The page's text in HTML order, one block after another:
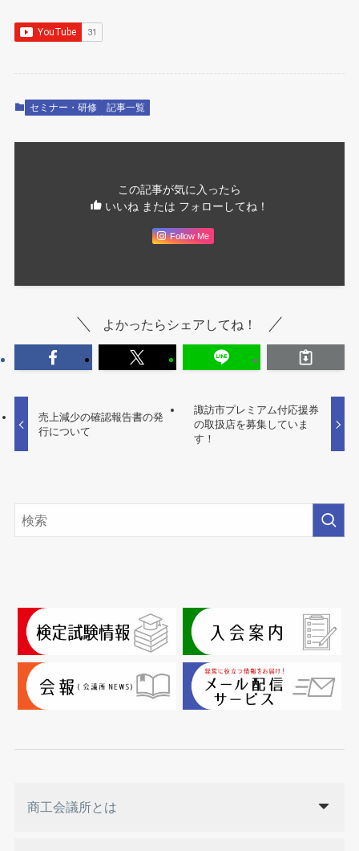
セミナー・研修 記事一覧
この記事が気に入ったら
いいね または フォローしてね！
Follow Me
よかったらシェアしてね！
売上減少の確認報告書の発
行について
諏訪市プレミアム付応援券
の取扱店を募集していま
す！
商工会議所とは